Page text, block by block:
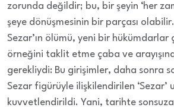
zorunda değildir; bu, bir şeyin ‘her
şeye dönüşmesinin bir parçası
Sezar’ın ölümü, yeni bir hükümdarlar
örneğini taklit etme çaba ve
gerekliydi: Bu girişimler, daha sonra
Sezar figürüyle ilişkilendirilen ‘Sezar’
kuvvetlendirildi. Yani, tarihte